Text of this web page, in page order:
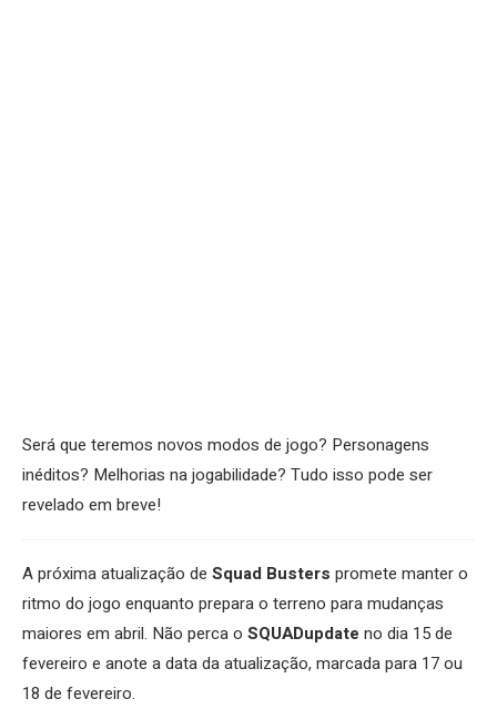
Será que teremos novos modos de jogo? Personagens
inéditos? Melhorias na jogabilidade? Tudo isso pode ser
revelado em breve!
A próxima atualização de Squad Busters promete manter o
ritmo do jogo enquanto prepara o terreno para mudanças
maiores em abril. Não perca o SQUADupdate no dia 15 de
fevereiro e anote a data da atualização, marcada para 17 ou
18 de fevereiro.